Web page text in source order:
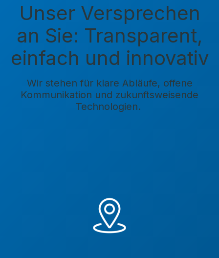
Unser Versprechen
an Sie: Transparent,
einfach und innovativ
Wir stehen für klare Abläufe, offene
Kommunikation und zukunftsweisende
Technologien.